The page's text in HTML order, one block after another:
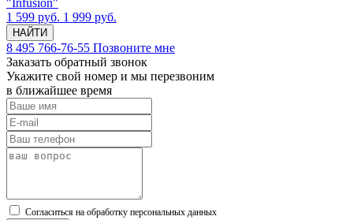
"Infusion"
1 599 руб. 1 999 руб.
НАЙТИ
8 495 766-76-55 Позвоните мне
Заказать обратный звонок
Укажите свой номер и мы перезвоним
в ближайшее время
Cогласиться на обработку персональных данных